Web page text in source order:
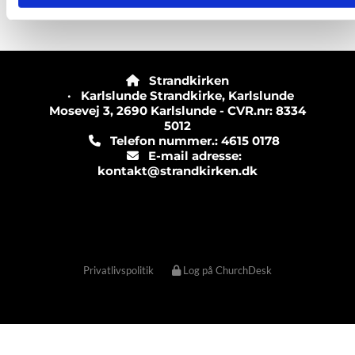

Strandkirken
· Karlslunde Strandkirke, Karlslunde
Mosevej 3, 2690 Karlslunde - CVR.nr: 8334
5012
Telefon nummer.: 4615 0178
E-mail adresse:
kontakt@strandkirken.dk
Privatlivspolitik Log på ChurchDesk